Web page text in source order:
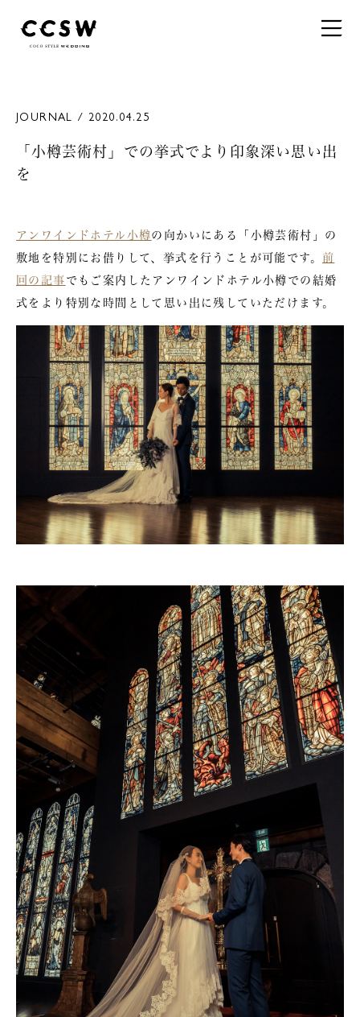
JOURNAL / 2020.04.25
「小樽芸術村」での挙式でより印象深い思い出
を
アンワインドホテル小樽の向かいにある「小樽芸術村 」の
敷地を特別にお借りして、挙式を行うことが可能です。 前
回の記事でもご案内したアンワインドホテル小樽での結婚
式をより特別な時間として思い出に残していただけます。